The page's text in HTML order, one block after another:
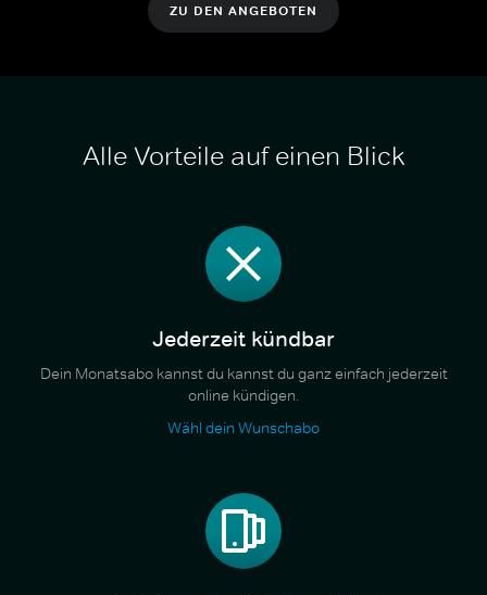
ZU DEN ANGEBOTEN
Alle Vorteile auf einen Blick
Jederzeit kündbar
Dein Monatsabo kannst du kannst du ganz einfach jederzeit
online kündigen.
Wähl dein Wunschabo